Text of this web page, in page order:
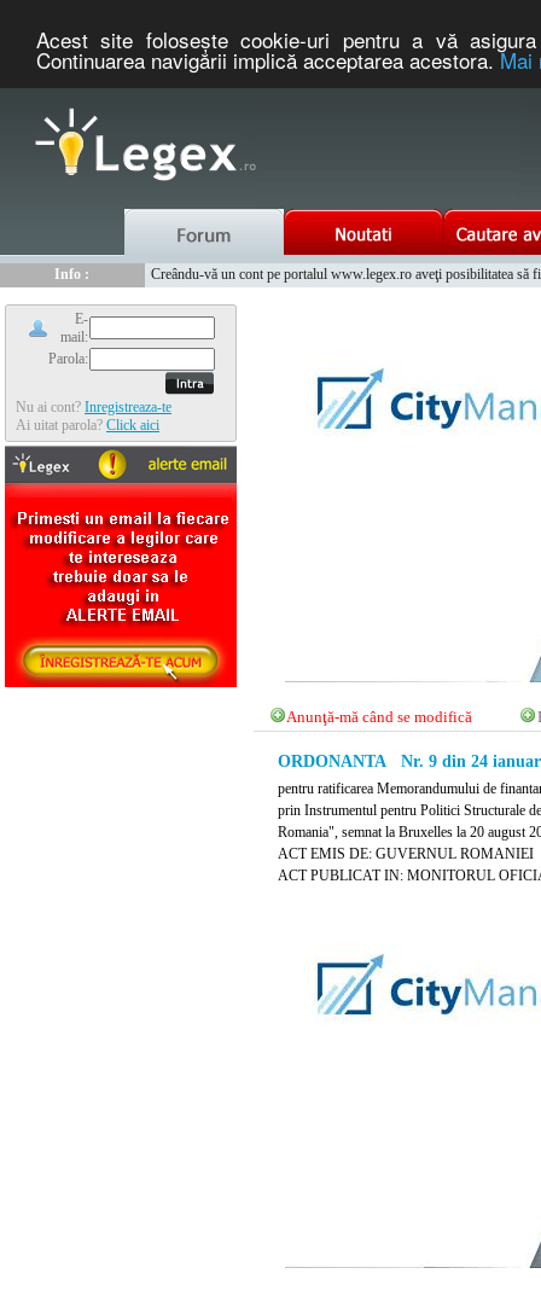
Acest site foloseşte cookie-uri pentru a vă
Continuarea navigării implică acceptarea acestora.Mai
Info :
www.tntauto.ro - Managementul Integrat al Parcului Auto
E-
mail:
Parola:
Nu ai cont? Inregistreaza-te
Ai uitat parola? Click aici
Anunţă-mă când se modifică
ORDONANTA Nr. 9 din 24
pentru ratificarea Memorandumului de
prin Instrumentul pentru Politici Structurale
Romania", semnat la Bruxelles la 20 august
ACT EMIS DE: GUVERNUL ROMANIEI
ACT PUBLICAT IN: MONITORUL